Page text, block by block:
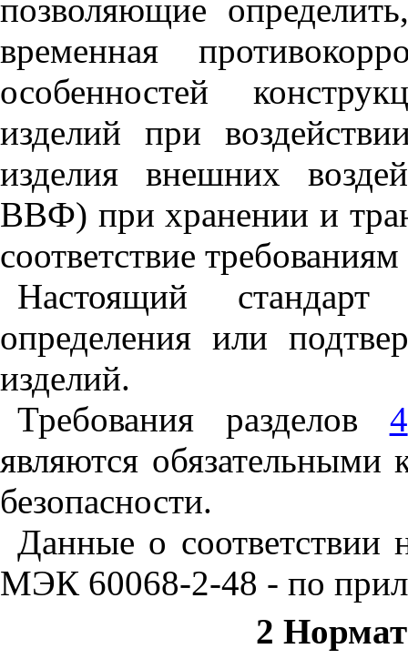
позволяющие
временная
особенностей
изделий при
изделия внешних
ВВФ) при хранении и
соответствие
Настоящий стандарт
определения или
изделий.
Требования разделов 4
являются обязательными
безопасности.
Данные о соответствии
МЭК 60068-2-48 - по
2